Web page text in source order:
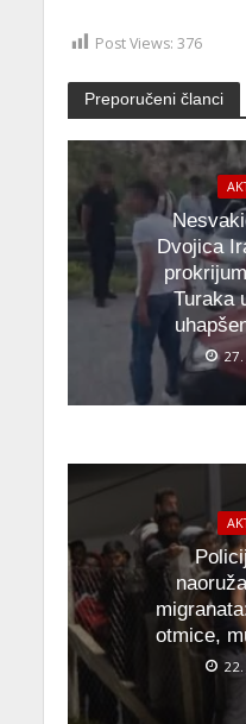
Post Views: 376
Preporučeni članci
Dvojica
Turaka
27.
otmice,